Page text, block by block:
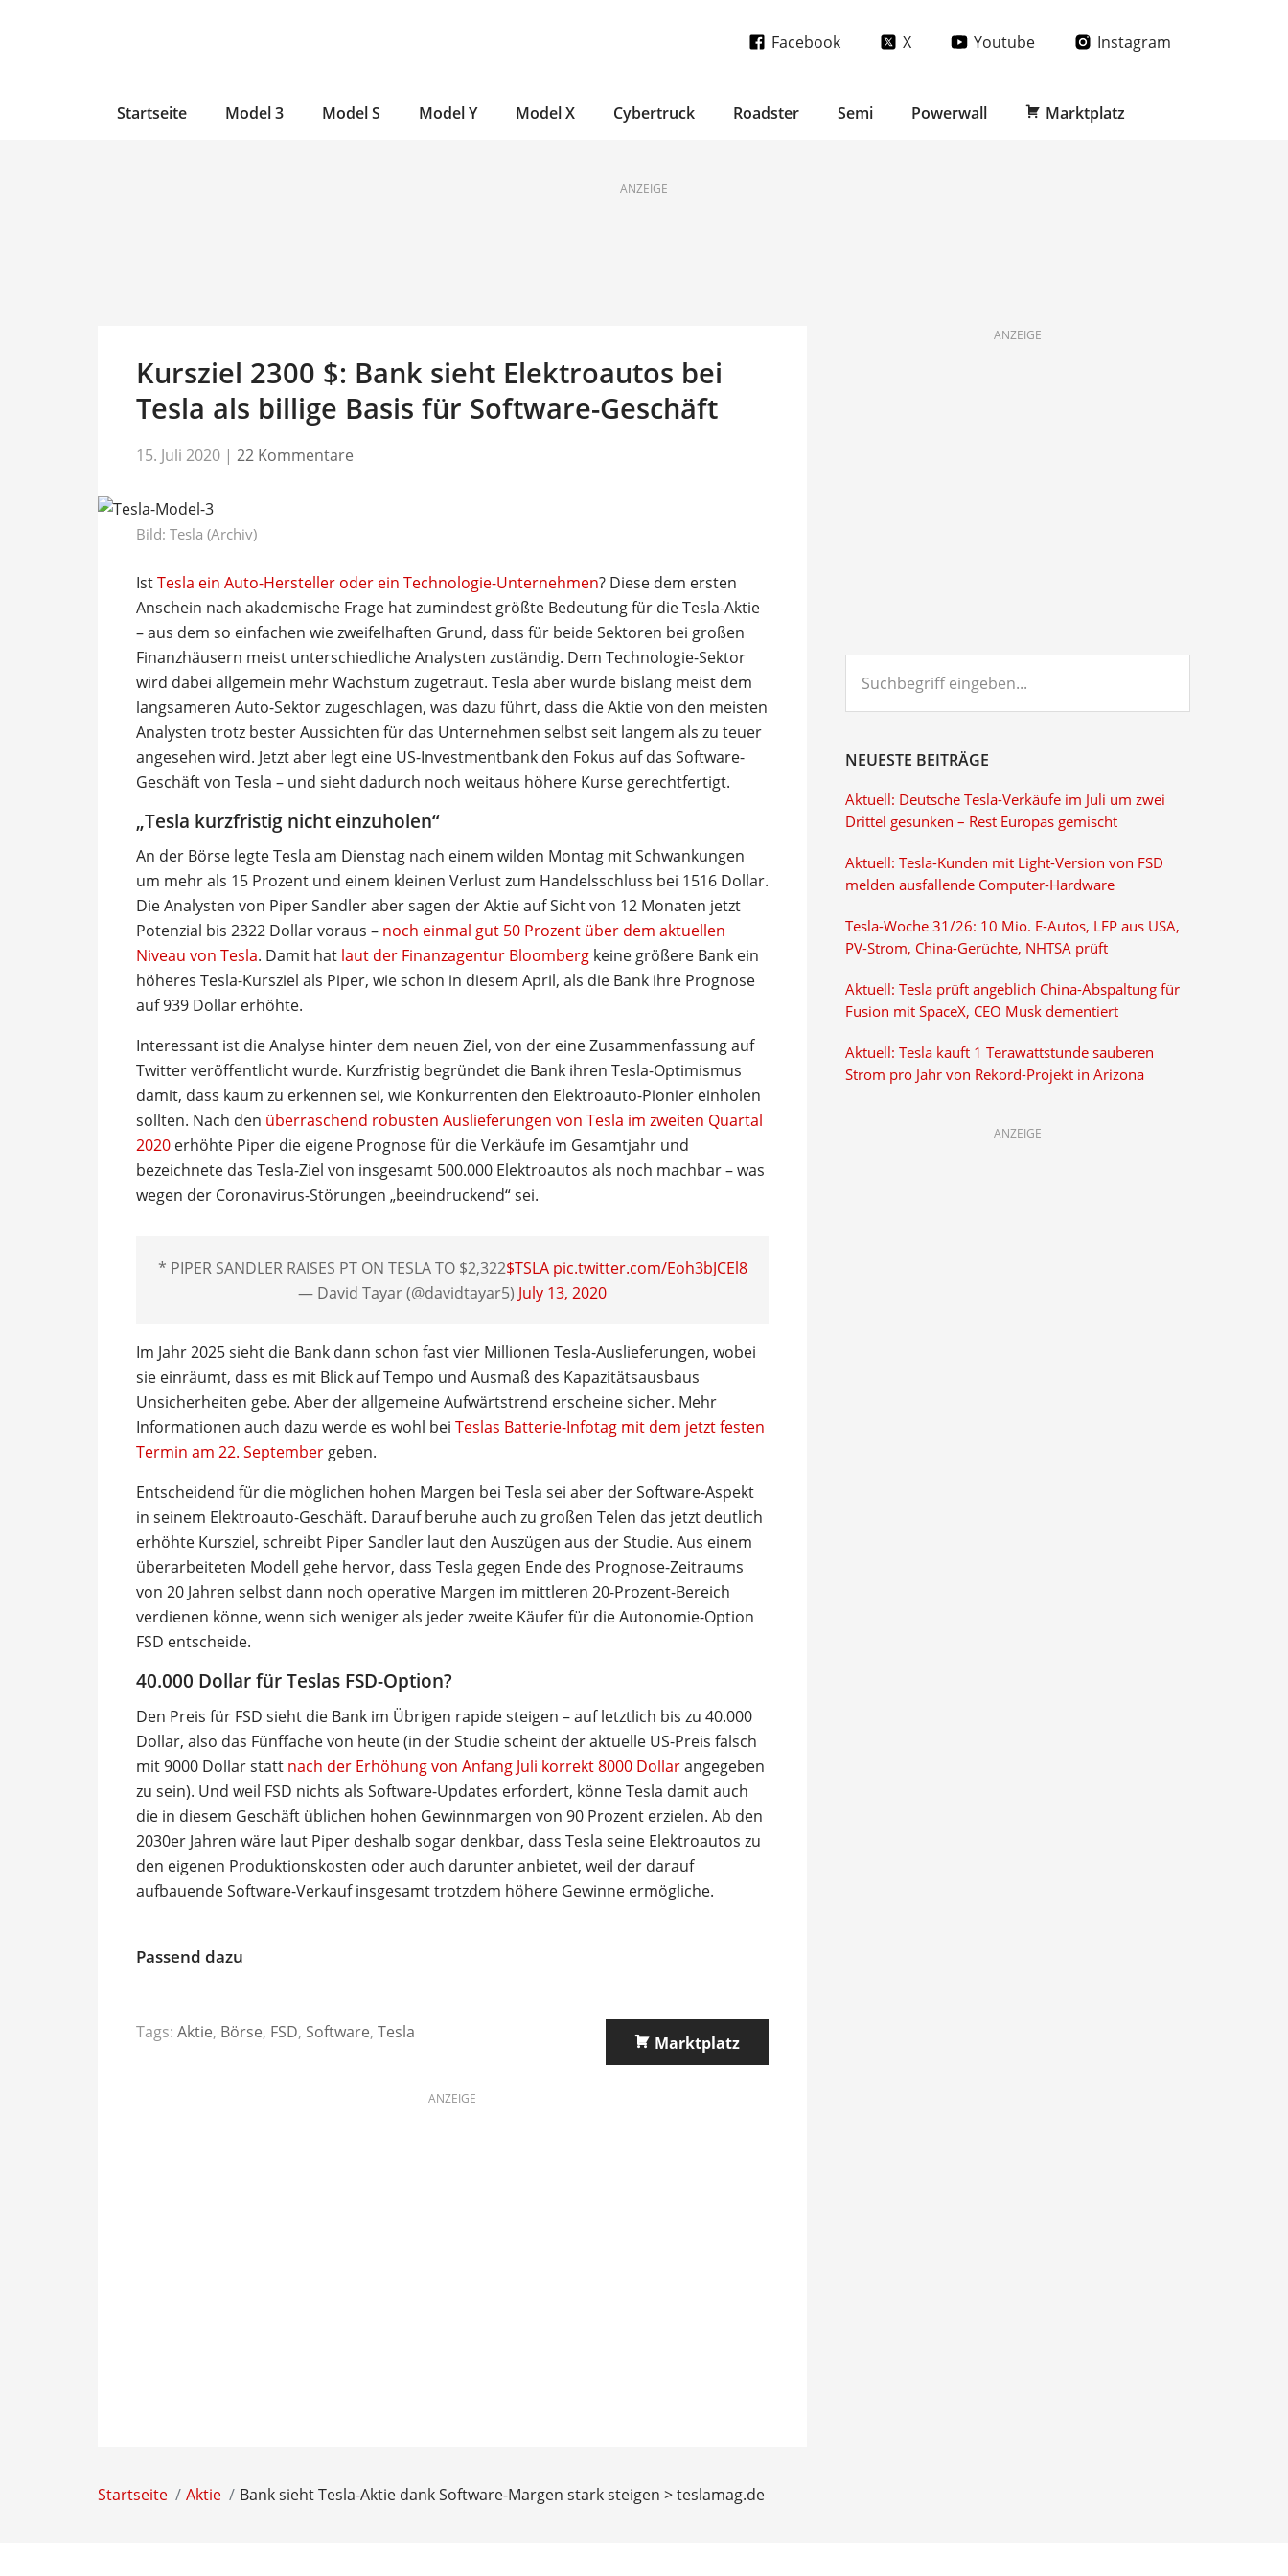
Facebook X Youtube Instagram
Startseite Model 3 Model S Model Y Model X Cybertruck Roadster Semi Powerwall Marktplatz
ANZEIGE
Kursziel 2300 $: Bank sieht Elektroautos bei
Tesla als billige Basis für Software-Geschäft
15. Juli 2020 | 22 Kommentare
Bild: Tesla (Archiv)
IstTesla ein Auto-Hersteller oder ein Technologie-Unternehmen? Diese dem ersten
Anschein nach akademische Frage hat zumindest größte Bedeutung für die Tesla-Aktie
– aus dem so einfachen wie zweifelhaften Grund, dass für beide Sektoren bei großen
Finanzhäusern meist unterschiedliche Analysten zuständig. Dem Technologie-Sektor
wird dabei allgemein mehr Wachstum zugetraut. Tesla aber wurde bislang meist dem
langsameren Auto-Sektor zugeschlagen, was dazu führt, dass die Aktie von den meisten
Analysten trotz bester Aussichten für das Unternehmen selbst seit langem als zu teuer
angesehen wird. Jetzt aber legt eine US-Investmentbank den Fokus auf das Software-
Geschäft von Tesla – und sieht dadurch noch weitaus höhere Kurse gerechtfertigt.
„Tesla kurzfristig nicht einzuholen“
An der Börse legte Tesla am Dienstag nach einem wilden Montag mit Schwankungen
um mehr als 15 Prozent und einem kleinen Verlust zum Handelsschluss bei 1516 Dollar.
Die Analysten von Piper Sandler aber sagen der Aktie auf Sicht von 12 Monaten jetzt
Potenzial bis 2322 Dollar voraus – noch einmal gut 50 Prozent über dem aktuellen
Niveau von Tesla. Damit hat laut der Finanzagentur Bloomberg keine größere Bank ein
höheres Tesla-Kursziel als Piper, wie schon in diesem April, als die Bank ihre Prognose
auf 939 Dollar erhöhte.
Interessant ist die Analyse hinter dem neuen Ziel, von der eine Zusammenfassung auf
Twitter veröffentlicht wurde. Kurzfristig begründet die Bank ihren Tesla-Optimismus
damit, dass kaum zu erkennen sei, wie Konkurrenten den Elektroauto-Pionier einholen
sollten. Nach den überraschend robusten Auslieferungen von Tesla im zweiten Quartal
2020 erhöhte Piper die eigene Prognose für die Verkäufe im Gesamtjahr und
bezeichnete das Tesla-Ziel von insgesamt 500.000 Elektroautos als noch machbar – was
wegen der Coronavirus-Störungen „beeindruckend“ sei.
* PIPER SANDLER RAISES PT ON TESLA TO $2,322$TSLA pic.twitter.com/Eoh3bJCEl8
— David Tayar (@davidtayar5) July 13, 2020
Im Jahr 2025 sieht die Bank dann schon fast vier Millionen Tesla-Auslieferungen, wobei
sie einräumt, dass es mit Blick auf Tempo und Ausmaß des Kapazitätsausbaus
Unsicherheiten gebe. Aber der allgemeine Aufwärtstrend erscheine sicher. Mehr
Informationen auch dazu werde es wohl bei Teslas Batterie-Infotag mit dem jetzt festen
Termin am 22. September geben.
Entscheidend für die möglichen hohen Margen bei Tesla sei aber der Software-Aspekt
in seinem Elektroauto-Geschäft. Darauf beruhe auch zu großen Telen das jetzt deutlich
erhöhte Kursziel, schreibt Piper Sandler laut den Auszügen aus der Studie. Aus einem
überarbeiteten Modell gehe hervor, dass Tesla gegen Ende des Prognose-Zeitraums
von 20 Jahren selbst dann noch operative Margen im mittleren 20-Prozent-Bereich
verdienen könne, wenn sich weniger als jeder zweite Käufer für die Autonomie-Option
FSD entscheide.
40.000 Dollar für Teslas FSD-Option?
Den Preis für FSD sieht die Bank im Übrigen rapide steigen – auf letztlich bis zu 40.000
Dollar, also das Fünffache von heute (in der Studie scheint der aktuelle US-Preis falsch
mit 9000 Dollar statt nach der Erhöhung von Anfang Juli korrekt 8000 Dollarangegeben
zu sein). Und weil FSD nichts als Software-Updates erfordert, könne Tesla damit auch
die in diesem Geschäft üblichen hohen Gewinnmargen von 90 Prozent erzielen. Ab den
2030er Jahren wäre laut Piper deshalb sogar denkbar, dass Tesla seine Elektroautos zu
den eigenen Produktionskosten oder auch darunter anbietet, weil der darauf
aufbauende Software-Verkauf insgesamt trotzdem höhere Gewinne ermögliche.
Passend dazu
Tags: Aktie, Börse, FSD, Software, Tesla
Marktplatz
ANZEIGE
ANZEIGE
eingeben...
NEUESTE BEITRÄGE
Aktuell: Deutsche Tesla-Verkäufe im Juli um zwei
Drittel gesunken – Rest Europas gemischt
Aktuell: Tesla-Kunden mit Light-Version von FSD
melden ausfallende Computer-Hardware
Tesla-Woche 31/26: 10 Mio. E-Autos, LFP aus USA,
PV-Strom, China-Gerüchte, NHTSA prüft
Aktuell: Tesla prüft angeblich China-Abspaltung für
Fusion mit SpaceX, CEO Musk dementiert
Aktuell: Tesla kauft 1 Terawattstunde sauberen
Strom pro Jahr von Rekord-Projekt in Arizona
ANZEIGE
Startseite Aktie Bank sieht Tesla-Aktie dank Software-Margen stark steigen > teslamag.de